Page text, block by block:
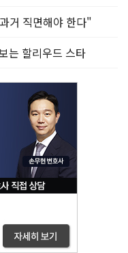
거 직면해야 한다"
는 할리우드 스타